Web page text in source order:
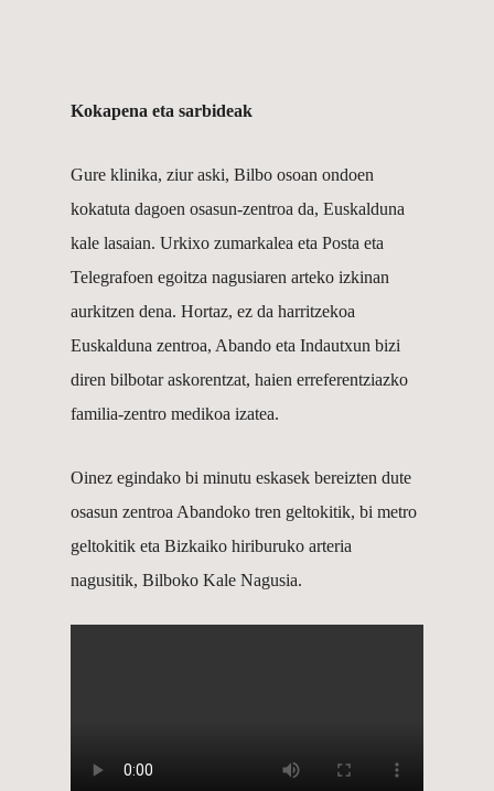
Kokapena eta sarbideak
Gure klinika, ziur aski, Bilbo osoan ondoen
kokatuta dagoen osasun-zentroa da, Euskalduna
kale lasaian. Urkixo zumarkalea eta Posta eta
Telegrafoen egoitza nagusiaren arteko izkinan
aurkitzen dena. Hortaz, ez da harritzekoa
Euskalduna zentroa, Abando eta Indautxun bizi
diren bilbotar askorentzat, haien erreferentziazko
familia-zentro medikoa izatea.
Oinez egindako bi minutu eskasek bereizten dute
osasun zentroa Abandoko tren geltokitik, bi metro
geltokitik eta Bizkaiko hiriburuko arteria
nagusitik, Bilboko Kale Nagusia.